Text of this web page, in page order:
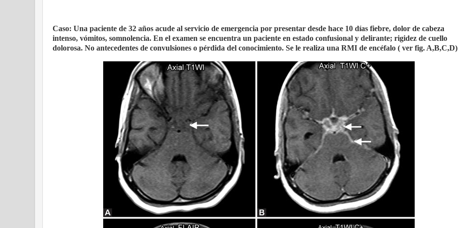
Caso: Una paciente de 32 años acude al servicio de emergencia por presentar desde hace 10 días fiebre, dolor de cabeza
intenso, vómitos, somnolencia. En el examen se encuentra un paciente en estado confusional y delirante; rigidez de cuello
dolorosa. No antecedentes de convulsiones o pérdida del conocimiento. Se le realiza una RMI de encéfalo ( ver fig. A,B,C,D)